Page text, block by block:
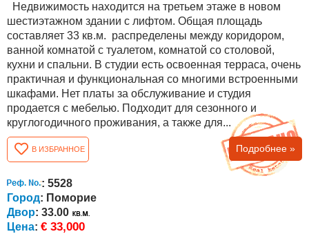
Недвижимость находится на третьем этаже в новом
шестиэтажном здании с лифтом. Общая площадь
составляет 33 кв.м. распределены между коридором,
ванной комнатой с туалетом, комнатой со столовой,
кухни и спальни. В студии есть освоенная терраса, очень
практичная и функциональная со многими встроенными
шкафами. Нет платы за обслуживание и студия
продается с мебелью. Подходит для сезонного и
круглогодичного проживания, а также для...
В ИЗБРАННОЕ Подробнее »
: 5528
Город: Поморие
Двор: 33.00
Цена: € 33,000